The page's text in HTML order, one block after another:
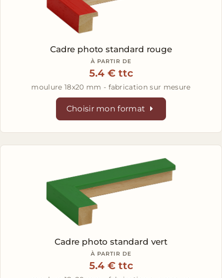
Cadre photo standard rouge
À PARTIR DE
5.4 € ttc
moulure 18x20 mm - fabrication sur mesure
Choisir mon format
Cadre photo standard vert
À PARTIR DE
5.4 € ttc